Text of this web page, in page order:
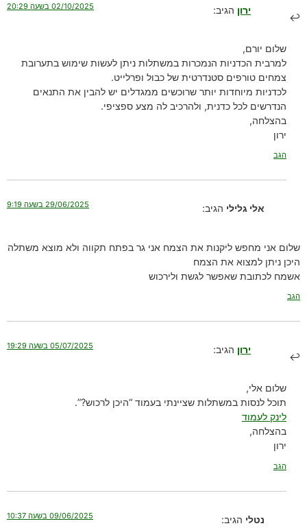
ירון הגיב: 02/10/2025 בשעה 20:29
שלום יורם,
למרבית הכדניות הנמכרות במשתלות ניתן לעשות שימוש בתערובת
צמחים טורפים סטנדרטית של כבול ופרלייט.
לכדניות מיוחדות יותר שרוכשים ממגדלים יש להבין את התנאים
הנדרשים לכל כדנית, ולהרכיב לה מצע ספציפי.
בהצלחה,
ירון
הגב
אלי גלילי הגיב: 29/06/2025 בשעה 9:19
שלום אני מחפש ליקנות את הצמח אני גר בפתח תקווה ולא מוצא משתלה
היכן ניתן למצוא את הצמח
אשמח לכתובת שאפשר לגשת ולירכוש
הגב
ירון הגיב: 05/07/2025 בשעה 19:29
שלום אלי,
תוכל לנסות במשתלות שציינתי בעמוד “היכן לרכוש?”.
לינק לעמוד
בהצלחה,
ירון
הגב
נטלי הגיב: 09/06/2025 בשעה 10:37